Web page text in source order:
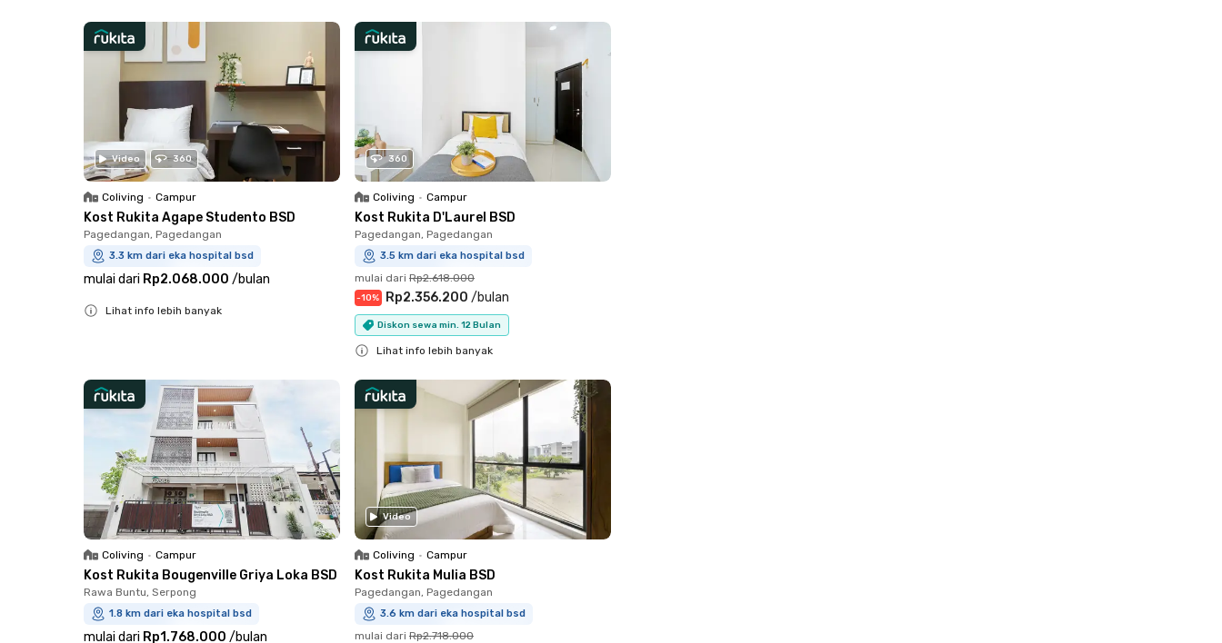
Video 360
Coliving • Campur
Kost Rukita Agape Studento BSD
Pagedangan, Pagedangan
3.3 km dari eka hospital bsd
mulai dari Rp2.068.000 /bulan
Lihat info lebih banyak
360
Coliving • Campur
Kost Rukita D'Laurel BSD
Pagedangan, Pagedangan
3.5 km dari eka hospital bsd
mulai dari Rp2.618.000
-10% Rp2.356.200 /bulan
Diskon sewa min. 12 Bulan
Lihat info lebih banyak
Coliving • Campur
Kost Rukita Bougenville Griya Loka BSD
Rawa Buntu, Serpong
1.8 km dari eka hospital bsd
mulai dari Rp1.768.000 /bulan
Video
Coliving • Campur
Kost Rukita Mulia BSD
Pagedangan, Pagedangan
3.6 km dari eka hospital bsd
mulai dari Rp2.718.000